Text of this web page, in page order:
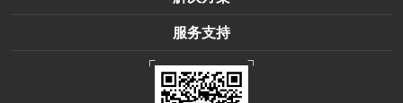
服务支持